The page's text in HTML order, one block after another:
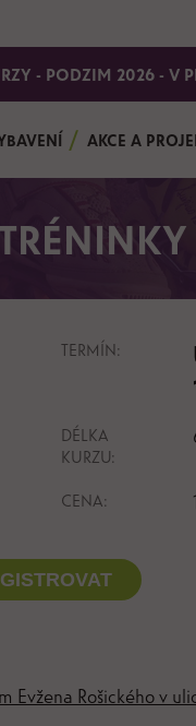
- PODZIM 2026 - V
AKCE A
TERMÍN:
DÉLKA
KURZU:
CENA:
Evžena Rošického v